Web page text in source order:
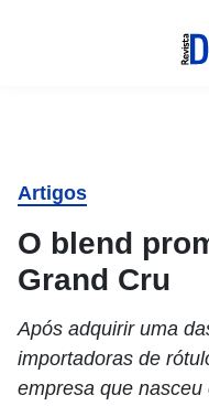
Artigos
O blend
Grand Cru
Após adquirir uma
importadoras de
empresa que